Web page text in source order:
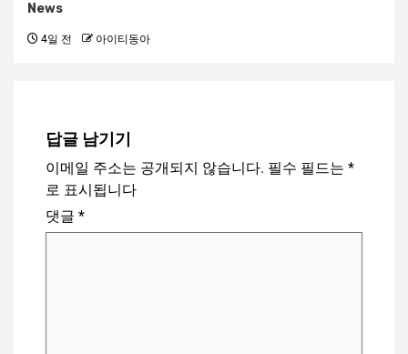
News
4일 전 아이티동아
답글 남기기
이메일 주소는 공개되지 않습니다. 필수 필드는 *
로 표시됩니다
댓글 *